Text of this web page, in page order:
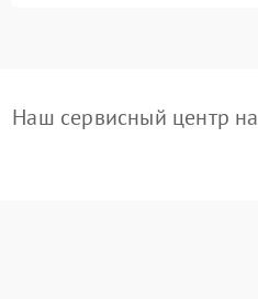
Наш сервисный центр